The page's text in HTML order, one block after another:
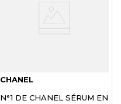
CHANEL
N°1 DE CHANEL SÉRUM EN